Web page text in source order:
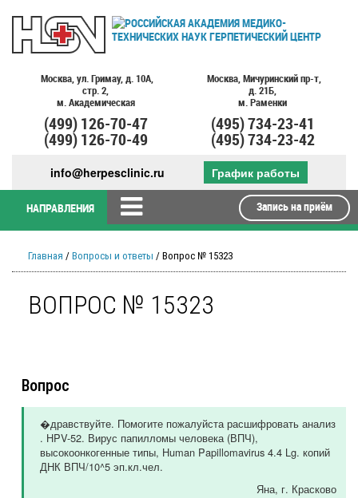
Москва, ул. Гримау,д. 10А,
стр. 2,
м. Академическая
(499)126-70-47
(499)126-70-49
Москва, Мичуринский пр-т,
д. 21Б,
м. Раменки
(495)734-23-41
(495)734-23-42
info@herpesclinic.ru График работы
НАПРАВЛЕНИЯ Запись на приём
Главная / Вопросы и ответы / Вопрос № 15323
ВОПРОС № 15323
Вопрос
�дравствуйте. Помогите пожалуйста расшифровать анализ
. HPV-52. Вирус папилломы человека (ВПЧ),
высокоонкогенные типы, Human Papillomavirus 4.4 Lg. копий
ДНК ВПЧ/10^5 эп.кл.чел.
Яна, г. Красково